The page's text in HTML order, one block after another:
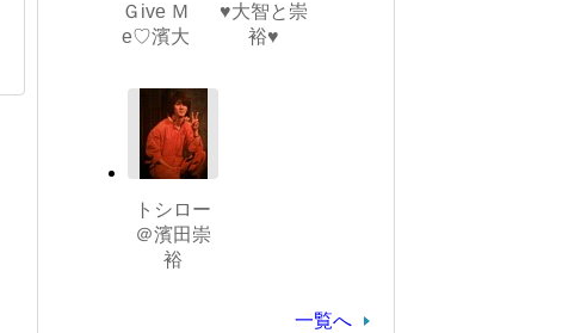
Ｇive Ｍ
e♡濱大
♥大智と崇
裕♥
トシロー
＠濱田崇
裕
一覧へ